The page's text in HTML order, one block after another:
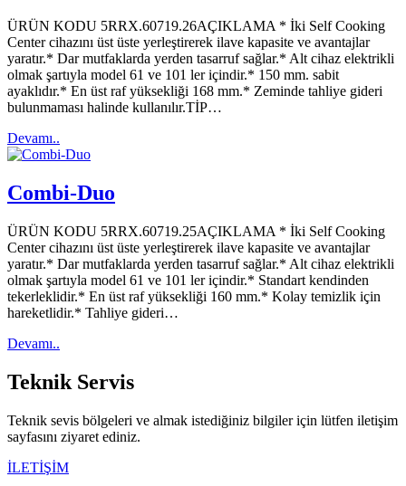
ÜRÜN KODU 5RRX.60719.26AÇIKLAMA * İki Self Cooking
Center cihazını üst üste yerleştirerek ilave kapasite ve avantajlar
yaratır.* Dar mutfaklarda yerden tasarruf sağlar.* Alt cihaz elektrikli
olmak şartıyla model 61 ve 101 ler içindir.* 150 mm. sabit
ayaklıdır.* En üst raf yüksekliği 168 mm.* Zeminde tahliye gideri
bulunmaması halinde kullanılır.TİP…
Devamı..
Combi-Duo
ÜRÜN KODU 5RRX.60719.25AÇIKLAMA * İki Self Cooking
Center cihazını üst üste yerleştirerek ilave kapasite ve avantajlar
yaratır.* Dar mutfaklarda yerden tasarruf sağlar.* Alt cihaz elektrikli
olmak şartıyla model 61 ve 101 ler içindir.* Standart kendinden
tekerleklidir.* En üst raf yüksekliği 160 mm.* Kolay temizlik için
hareketlidir.* Tahliye gideri…
Devamı..
Teknik Servis
Teknik sevis bölgeleri ve almak istediğiniz bilgiler için lütfen iletişim
sayfasını ziyaret ediniz.
İLETİŞİM